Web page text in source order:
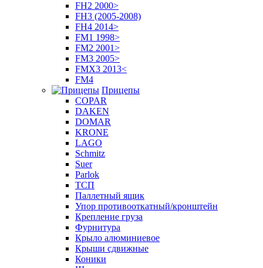
FH2 2000>
FH3 (2005-2008)
FH4 2014>
FM1 1998>
FM2 2001>
FM3 2005>
FMX3 2013<
FM4
Прицепы
COPAR
DAKEN
DOMAR
KRONE
LAGO
Schmitz
Suer
Parlok
ТСП
Паллетный ящик
Упор противооткатный/кронштейн
Крепление груза
Фурнитура
Крыло алюминиевое
Крыши сдвижные
Коники